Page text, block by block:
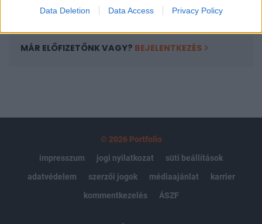
Data Deletion Data Access Privacy Policy
MÁR ELŐFIZETŐNK VAGY? BEJELENTKEZÉS
© 2026 Portfolio
impresszum
jogi nyilatkozat
süti beállítások
adatvédelem
szerzői jogok médiaajánlat
karrier
kommentkezelés
ÁSZF